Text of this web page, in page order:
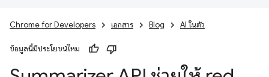
Chrome for Developers เอกสาร Blog AI ในตัว
ข้อมูลนี้มีประโยชน์ไหม